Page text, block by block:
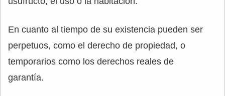
En cuanto al tiempo de su existencia pueden ser
perpetuos, como el derecho de propiedad, o
temporarios como los derechos reales de
garantía.